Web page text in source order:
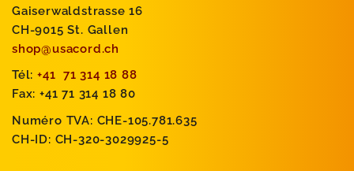
Gaiserwaldstrasse 16
CH-9015 St. Gallen
shop@usacord.ch
Tél: +41 71 314 18 88
Fax: +41 71 314 18 80
Numéro TVA: CHE-105.781.635
CH-ID: CH-320-3029925-5